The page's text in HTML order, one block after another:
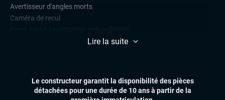
Avertisseur d'angles morts
Caméra de recul
Lane assist (maintien de voie)Lire la suite
Le constructeur garantit la disponibilité des pièces
détachées pour une durée de 10 ans à partir de la